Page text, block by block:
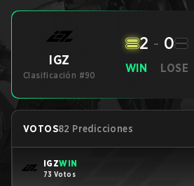
IGZ
Clasificación #90
WIN
2 - 0
LOSE
VOTOS82 Predicciones
IGZWIN
73 Votos